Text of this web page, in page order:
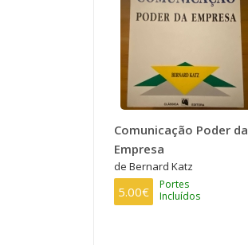
Comunicação Poder da
Empresa
de Bernard Katz
5.00€
Portes
Incluídos